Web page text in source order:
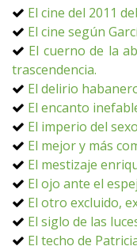
El cine del 2011
El cine según
El cuerno de la
trascendencia.
El delirio
El encanto
El imperio del
El mejor y más
El mestizaje
El ojo ante el
El otro excluido,
El siglo de las
El techo de